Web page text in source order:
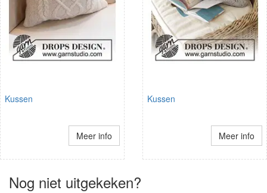
Kussen
Meer info
Kussen
Meer info
Nog niet uitgekeken?